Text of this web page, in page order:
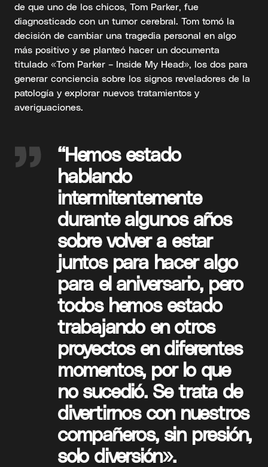
de que uno de los chicos, Tom Parker, fue
diagnosticado con un tumor cerebral. Tom tomó la
decisión de cambiar una tragedia personal en algo
más positivo y se planteó hacer un documenta
titulado «Tom Parker – Inside My Head», los dos para
generar conciencia sobre los signos reveladores de la
patología y explorar nuevos tratamientos y
averiguaciones.
“Hemos estado
hablando
intermitentemente
durante algunos años
sobre volver a estar
juntos para hacer algo
para el aniversario, pero
todos hemos estado
trabajando en otros
proyectos en diferentes
momentos, por lo que
no sucedió. Se trata de
divertirnos con nuestros
compañeros, sin presión,
solo diversión».